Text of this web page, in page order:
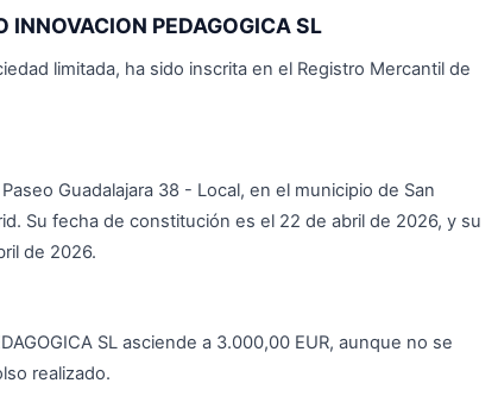
PEDAGOGICA SL
limitada, ha sido inscrita en el Registro Mercantil de
Guadalajara 38 - Local, en el municipio de San
Su fecha de constitución es el 22 de abril de 2026, y su
de 2026.
SL asciende a 3.000,00 EUR, aunque no se
realizado.